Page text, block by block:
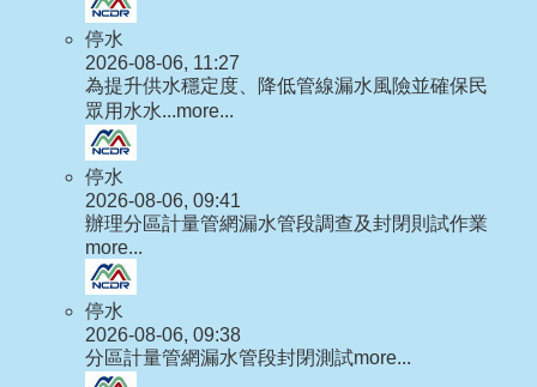
停水
2026-08-06, 11:27
為提升供水穩定度、降低管線漏水風險並確保民
眾用水水...more...
停水
2026-08-06, 09:41
辦理分區計量管網漏水管段調查及封閉則試作業
more...
停水
2026-08-06, 09:38
分區計量管網漏水管段封閉測試more...